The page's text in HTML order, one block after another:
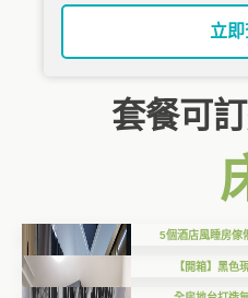
立
套餐可
5個酒店風睡房傢
【開箱】黑色